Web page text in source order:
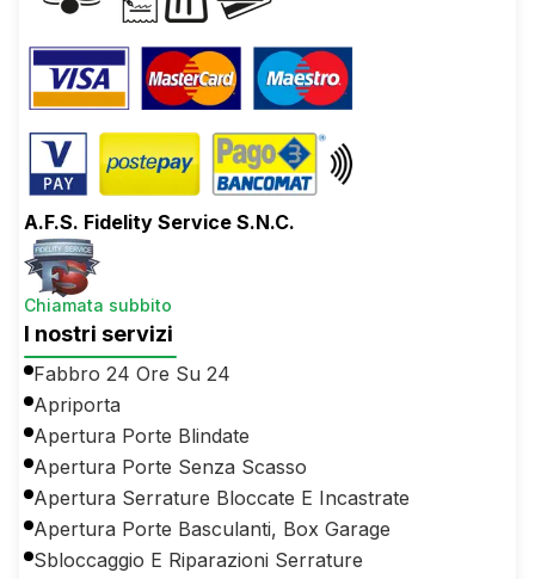
A.F.S. Fidelity Service S.N.C.
Chiamata subbito
I nostri servizi
Fabbro 24 Ore Su 24
Apriporta
Apertura Porte Blindate
Apertura Porte Senza Scasso
Apertura Serrature Bloccate E Incastrate
Apertura Porte Basculanti, Box Garage
Sbloccaggio E Riparazioni Serrature